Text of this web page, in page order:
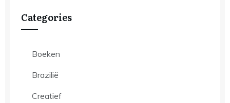
Categories
Boeken
Brazilië
Creatief